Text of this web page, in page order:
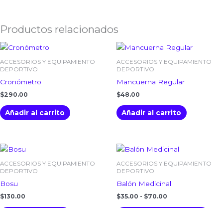
Productos relacionados
ACCESORIOS Y EQUIPAMIENTO
DEPORTIVO
Cronómetro
$290.00
Añadir al carrito
ACCESORIOS Y EQUIPAMIENTO
DEPORTIVO
Mancuerna Regular
$48.00
Añadir al carrito
ACCESORIOS Y EQUIPAMIENTO
DEPORTIVO
Bosu
$130.00
ACCESORIOS Y EQUIPAMIENTO
DEPORTIVO
Balón Medicinal
$35.00 - $70.00
Rango
precios:
hasta